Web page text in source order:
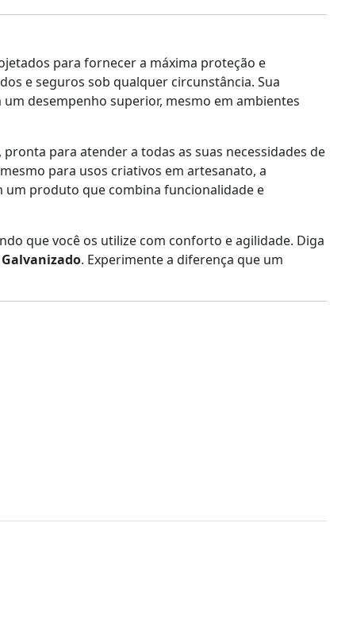
para fornecer a máxima proteção e
e seguros sob qualquer circunstância. Sua
desempenho superior, mesmo em ambientes
para atender a todas as suas necessidades de
para usos criativos em artesanato, a
um produto que combina funcionalidade e
que você os utilize com conforto e agilidade. Diga
. Experimente a diferença que um